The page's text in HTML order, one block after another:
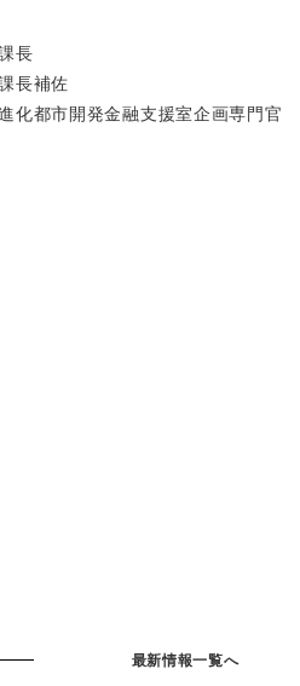
長
長補佐
都市開発金融支援室企画専門官
最新情報一覧へ